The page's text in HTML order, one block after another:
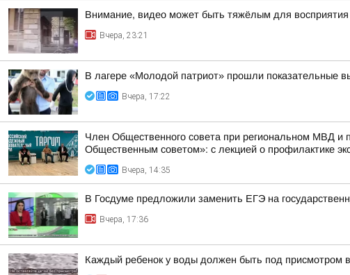
Внимание, видео может быть тяжёлым для восприятия
Вчера, 23:21
В лагере «Молодой патриот» прошли показательные
Вчера, 17:22
Член Общественного совета при региональном МВД и
Общественным советом»: с лекцией о профилактике
Вчера, 14:35
В Госдуме предложили заменить ЕГЭ на
Вчера, 17:36
Каждый ребенок у воды должен быть под присмотром